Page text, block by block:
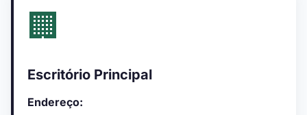
🏢
Escritório Principal
Endereço: